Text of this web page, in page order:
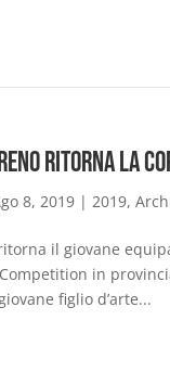
ritorna la
8, 2019 |2019,
il giovane
in
figlio d’arte...